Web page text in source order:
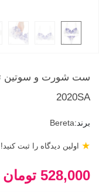
2020SA
برند:Bereta
اولین دیدگاه را ثبت کنید! ★
528,000 تومان